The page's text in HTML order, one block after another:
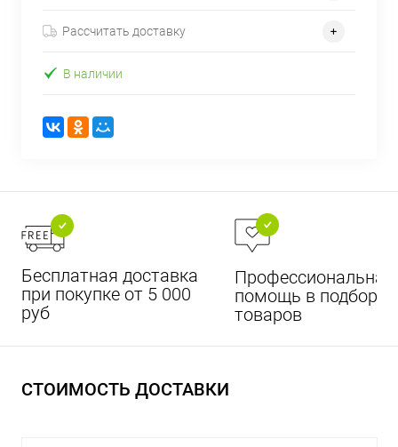
Рассчитать доставку
В наличии
Бесплатная доставка
при покупке от 5 000
руб
Профессиональная
помощь в подборе
товаров
СТОИМОСТЬ ДОСТАВКИ